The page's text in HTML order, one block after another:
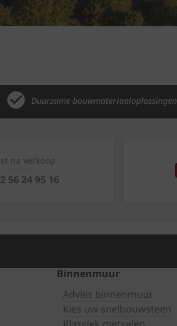
Duurzame bouwmateriaaloplossingen
na verkoop
56 24 95 16
Binnenmuur
Advies binnenmuur
Kies uw snelbouwsteen